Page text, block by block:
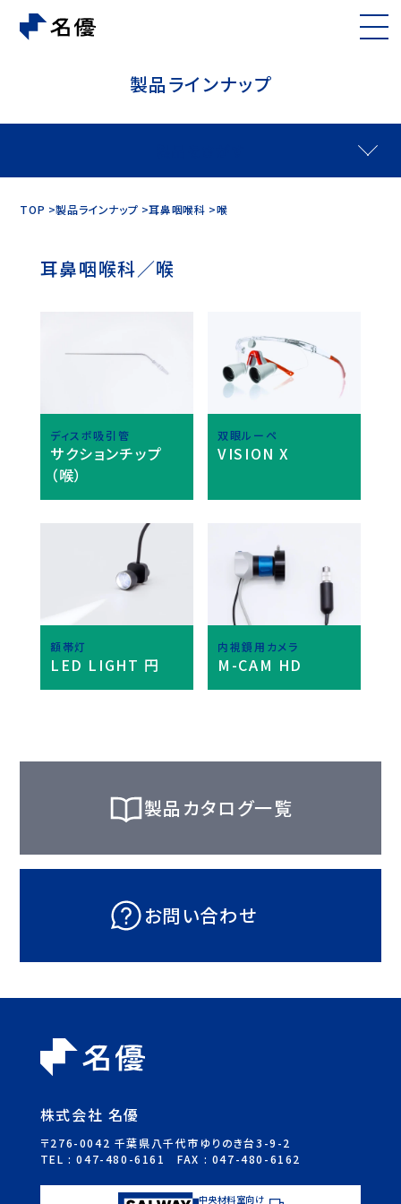
製品ラインナップ
TOP 製品ラインナップ 耳鼻咽喉科 喉
耳鼻咽喉科／喉
ディスポ吸引管
サクションチップ
（喉）
双眼ルーペ
VISION X
額帯灯
LED LIGHT 円
内視鏡用カメラ
M-CAM HD
製品カタログ一覧
お問い合わせ
株式会社 名優
〒276-0042 千葉県八千代市ゆりのき台3-9-2
TEL :047-480-6161 FAX : 047-480-6162
中央材料室向け